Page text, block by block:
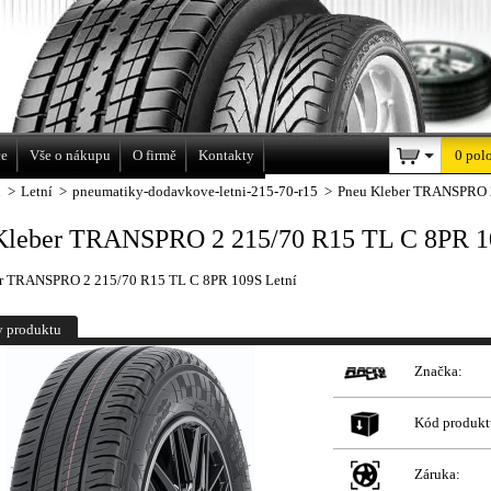
> Letní > pneumatiky-dodavkove-letni-215-70-r15 > Pneu Kleber
TRANSPRO 2 215/70 R15 TL C 8PR
TRANSPRO 2 215/70 R15 TL C 8PR 109S Letní
produktu
Značka:
Kód
Záruka:
Vše o nákupu O firmě Kontakty 0